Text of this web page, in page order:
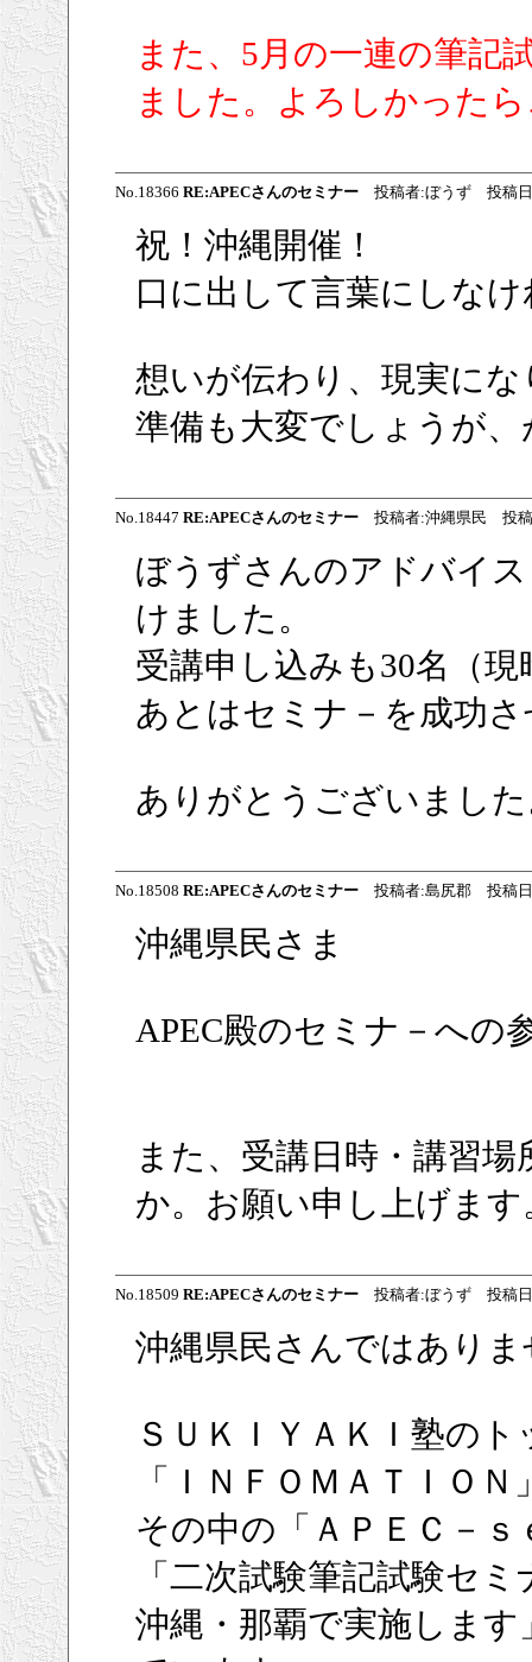
また、5月の一連の筆記
ました。よろしかった
No.18366 RE:APECさんのセミナー投稿者:ぼうず 投稿日
祝！沖縄開催！
口に出して言葉にしな
想いが伝わり、現実に
準備も大変でしょうが
No.18447 RE:APECさんのセミナー投稿者:沖縄県民 投稿
ぼうずさんのアドバイ
けました。
受講申し込みも30名（
あとはセミナ－を成功
ありがとうございまし
No.18508 RE:APECさんのセミナー投稿者:島尻郡 投稿日
沖縄県民さま
APEC殿のセミナ－への
また、受講日時・講習
か。お願い申し上げます
No.18509 RE:APECさんのセミナー投稿者:ぼうず 投稿日
沖縄県民さんではあり
ＳＵＫＩＹＡＫＩ塾の
「ＩＮＦＯＭＡＴＩＯ
その中の「ＡＰＥＣ－ｓ
「二次試験筆記試験セ
沖縄・那覇で実施しま